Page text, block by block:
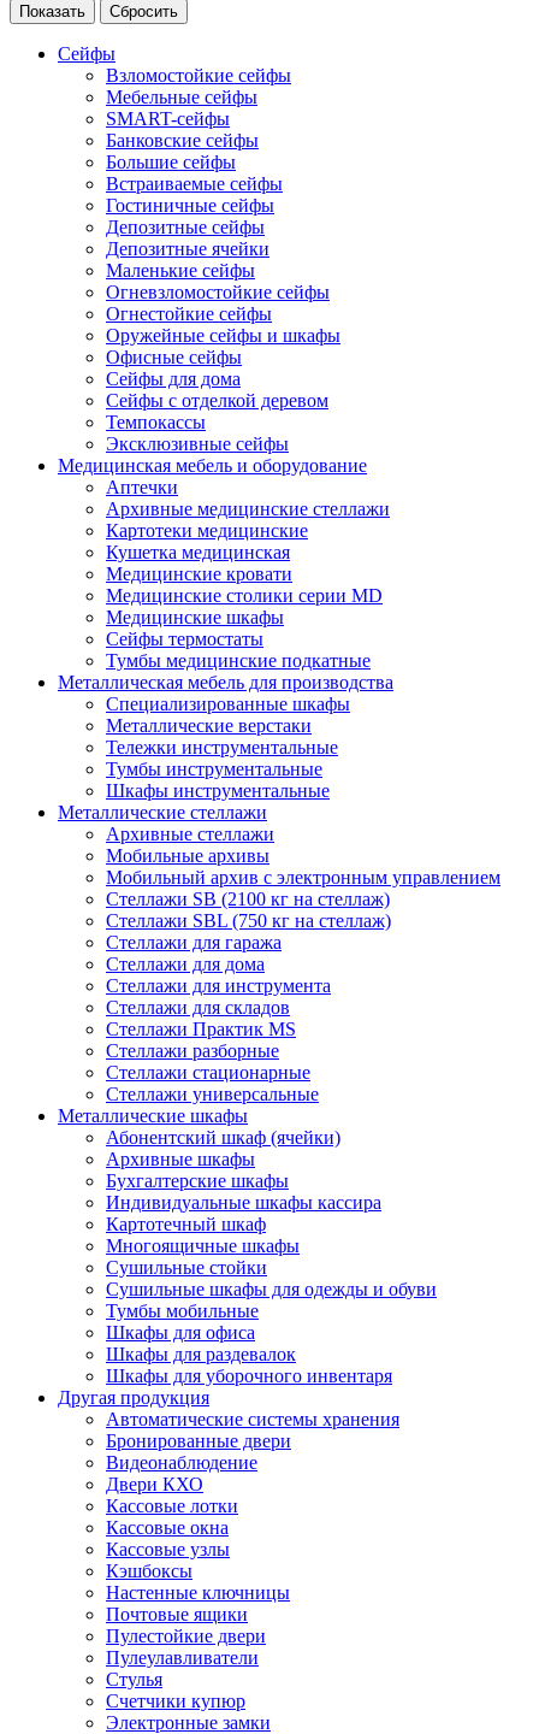
Сейфы
Взломостойкие сейфы
Мебельные сейфы
SMART-сейфы
Банковские сейфы
Большие сейфы
Встраиваемые сейфы
Гостиничные сейфы
Депозитные сейфы
Депозитные ячейки
Маленькие сейфы
Огневзломостойкие сейфы
Огнестойкие сейфы
Оружейные сейфы и шкафы
Офисные сейфы
Сейфы для дома
Сейфы с отделкой деревом
Темпокассы
Эксклюзивные сейфы
Медицинская мебель и оборудование
Аптечки
Архивные медицинские стеллажи
Картотеки медицинские
Кушетка медицинская
Медицинские кровати
Медицинские столики серии MD
Медицинские шкафы
Сейфы термостаты
Тумбы медицинские подкатные
Металлическая мебель для производства
Cпециализированные шкафы
Металлические верстаки
Тележки инструментальные
Тумбы инструментальные
Шкафы инструментальные
Металлические стеллажи
Архивные стеллажи
Мобильные архивы
Мобильный архив с электронным управлением
Стеллажи SB (2100 кг на стеллаж)
Стеллажи SBL (750 кг на стеллаж)
Стеллажи для гаража
Стеллажи для дома
Стеллажи для инструмента
Стеллажи для складов
Стеллажи Практик MS
Стеллажи разборные
Стеллажи стационарные
Стеллажи универсальные
Металлические шкафы
Абонентский шкаф (ячейки)
Архивные шкафы
Бухгалтерские шкафы
Индивидуальные шкафы кассира
Картотечный шкаф
Многоящичные шкафы
Сушильные стойки
Сушильные шкафы для одежды и обуви
Тумбы мобильные
Шкафы для офиса
Шкафы для раздевалок
Шкафы для уборочного инвентаря
Другая продукция
Автоматические системы хранения
Бронированные двери
Видеонаблюдение
Двери КХО
Кассовые лотки
Кассовые окна
Кассовые узлы
Кэшбоксы
Настенные ключницы
Почтовые ящики
Пулестойкие двери
Пулеулавливатели
Стулья
Счетчики купюр
Электронные замки